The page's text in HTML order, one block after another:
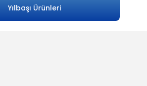
Yılbaşı Ürünleri